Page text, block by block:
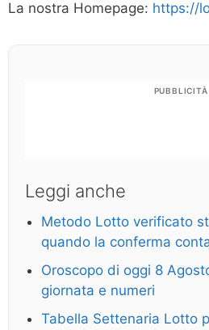
La nostra Homepage: https://
PUBBLICITÀ
Leggi anche
Metodo Lotto verificato
quando la conferma
Oroscopo di oggi 8
giornata e numeri
Tabella Settenaria Lotto